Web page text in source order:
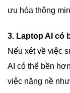
ưu hóa thông
3. Laptop AI có
Nếu xét về việc
AI có thể bền
việc nặng nề